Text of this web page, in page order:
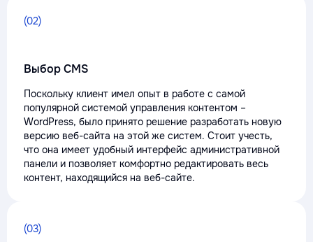
(02)
Выбор CMS
Поскольку клиент имел опыт в работе с самой
популярной системой управления контентом –
WordPress, было принято решение разработать новую
версию веб-сайта на этой же систем. Стоит учесть,
что она имеет удобный интерфейс административной
панели и позволяет комфортно редактировать весь
контент, находящийся на веб-сайте.
(03)